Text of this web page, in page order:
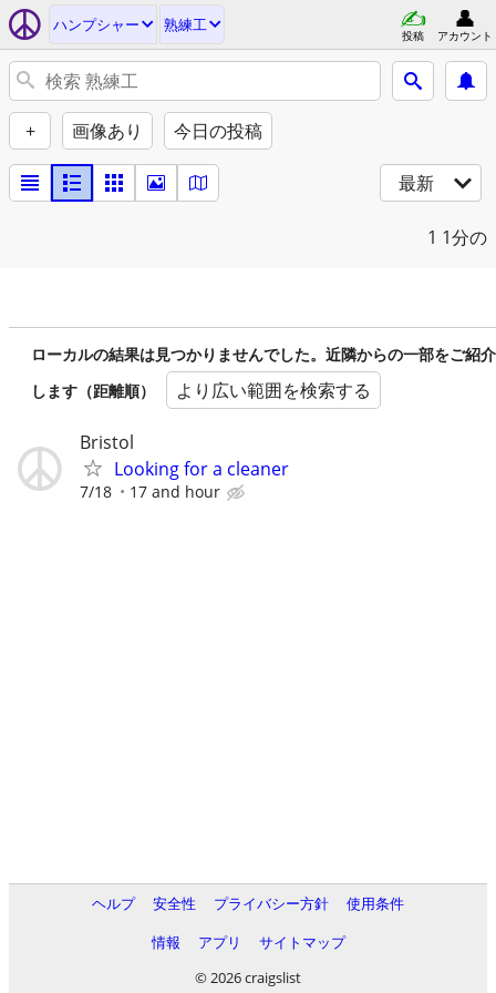
ハンプシャー 熟練工
投稿 アカウント
+ 画像あり 今日の投稿
最新
1 1分の
ローカルの結果は見つかりませんでした。近隣からの一部をご紹介
します（距離順）
より広い範囲を検索する
Bristol
Looking for a cleaner
7/18 17 and hour
ヘルプ 安全性 プライバシー方針
使用条件
情報
アプリ
サイトマップ
© 2026 craigslist